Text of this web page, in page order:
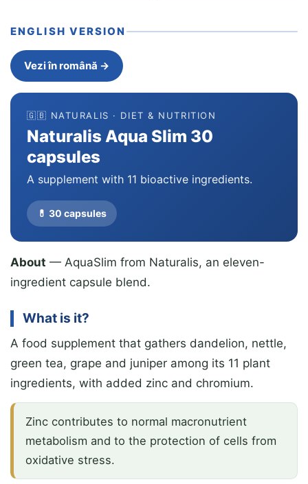
ENGLISH VERSION
Vezi în română →
🇬🇧 NATURALIS · DIET & NUTRITION
Naturalis Aqua Slim 30
capsules
A supplement with 11 bioactive ingredients.
💊 30 capsules
About — AquaSlim from Naturalis, an eleven-
ingredient capsule blend.
What is it?
A food supplement that gathers dandelion, nettle,
green tea, grape and juniper among its 11 plant
ingredients, with added zinc and chromium.
Zinc contributes to normal macronutrient
metabolism and to the protection of cells from
oxidative stress.